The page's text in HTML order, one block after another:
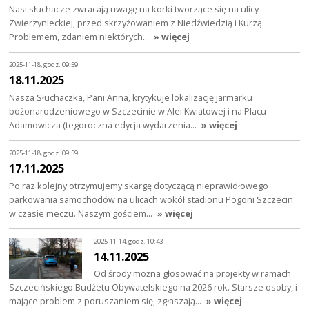
Nasi słuchacze zwracają uwagę na korki tworzące się na ulicy
Zwierzynieckiej, przed skrzyżowaniem z Niedźwiedzią i Kurzą.
Problemem, zdaniem niektórych… » więcej
2025-11-18, godz. 09:59
18.11.2025
Nasza Słuchaczka, Pani Anna, krytykuje lokalizację jarmarku
bożonarodzeniowego w Szczecinie w Alei Kwiatowej i na Placu
Adamowicza (tegoroczna edycja wydarzenia… » więcej
2025-11-18, godz. 09:59
17.11.2025
Po raz kolejny otrzymujemy skargę dotyczącą nieprawidłowego
parkowania samochodów na ulicach wokół stadionu Pogoni Szczecin
w czasie meczu. Naszym gościem… » więcej
2025-11-14, godz. 10:43
14.11.2025
Od środy można głosować na projekty w ramach
Szczecińskiego Budżetu Obywatelskiego na 2026 rok. Starsze osoby, i
mające problem z poruszaniem się, zgłaszają… » więcej